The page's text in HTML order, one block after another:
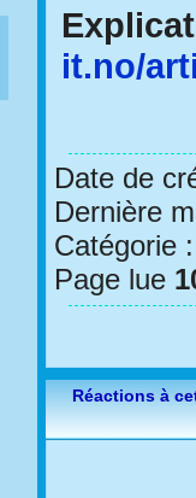
it.no/
Date de
Dernière
Catégorie
Page lue
Réactions à